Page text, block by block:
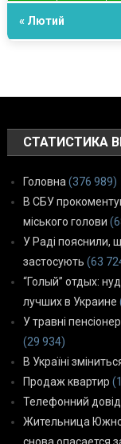
« Лютий
СТАТИСТИКА
Головна (376 989)
В СБУ
міського голови
У Раді пояснили,
застосують (63
“Голый” отдых:
лучших в Украине
У травні
(29 934)
В Україні
Продаж квартир
Телефонний
Жительница
снова опасается